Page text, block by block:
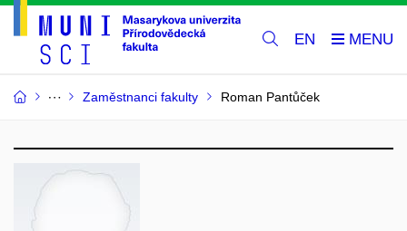
EN
Zaměstnanci fakulty Roman Pantůček